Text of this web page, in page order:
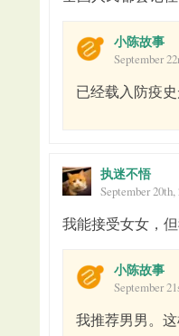
小陈故事
September
已经载入防疫
执迷不悟
September
我能接受女女，
小陈故事
September
我推荐男男。